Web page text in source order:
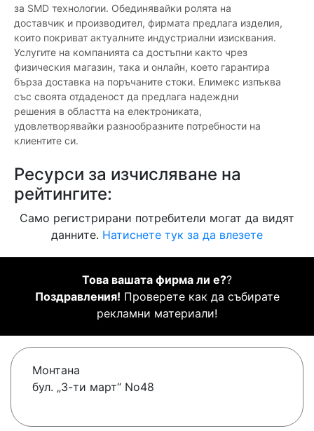
за SMD технологии. Обединявайки ролята на
доставчик и производител, фирмата предлага изделия,
които покриват актуалните индустриални изисквания.
Услугите на компанията са достъпни както чрез
физическия магазин, така и онлайн, което гарантира
бърза доставка на поръчаните стоки. Елимекс изпъква
със своята отдаденост да предлага надеждни
решения в областта на електрониката,
удовлетворявайки разнообразните потребности на
клиентите си.
Ресурси за изчисляване на
рейтингите:
Само регистрирани потребители могат да видят
данните. Натиснете тук за да влезете
Това вашата фирма ли е??
Поздравления! Проверете как да събирате
рекламни материали!
Монтана
бул. „3-ти март“ No48